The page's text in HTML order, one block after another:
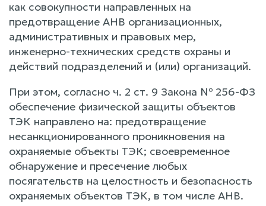
как совокупности направленных на
предотвращение АНВ организационных,
административных и правовых мер,
инженерно-технических средств охраны и
действий подразделений и (или) организаций.
При этом, согласно ч. 2 ст. 9 Закона № 256-ФЗ
обеспечение физической защиты объектов
ТЭК направлено на: предотвращение
несанкционированного проникновения на
охраняемые объекты ТЭК; своевременное
обнаружение и пресечение любых
посягательств на целостность и безопасность
охраняемых объектов ТЭК, в том числе АНВ.